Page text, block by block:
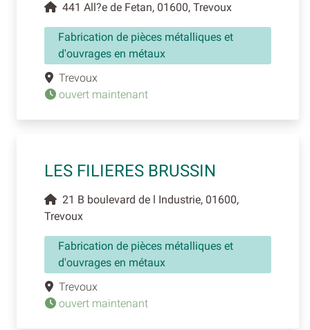
441 All?e de Fetan, 01600, Trevoux
Fabrication de pièces métalliques et
d'ouvrages en métaux
Trevoux
ouvert maintenant
LES FILIERES BRUSSIN
21 B boulevard de l Industrie, 01600,
Trevoux
Fabrication de pièces métalliques et
d'ouvrages en métaux
Trevoux
ouvert maintenant